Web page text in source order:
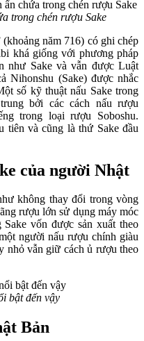
trong chén rượu Sake
năm 716) có ghi chép
khá giống với phương pháp
như Sake và vẫn được Luật
Nihonshu (Sake) được nhắc
số kỹ thuật nấu Sake trong
bởi các cách nấu rượu
trong loại rượu Soboshu.
tiên và cũng là thứ Sake đầu
của người Nhật
không thay đổi trong vòng
rượu lớn sử dụng máy móc
vốn được sản xuất theo
người nấu rượu chính giàu
nhỏ vẫn giữ cách ủ rượu theo
bật đến vậy
Bản